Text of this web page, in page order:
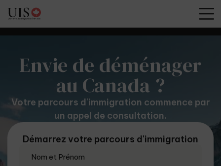
Envie de déménager
au Canada ?
Votre parcours d'immigration commence par
un appel de consultation.
Démarrez votre parcours d'immigration